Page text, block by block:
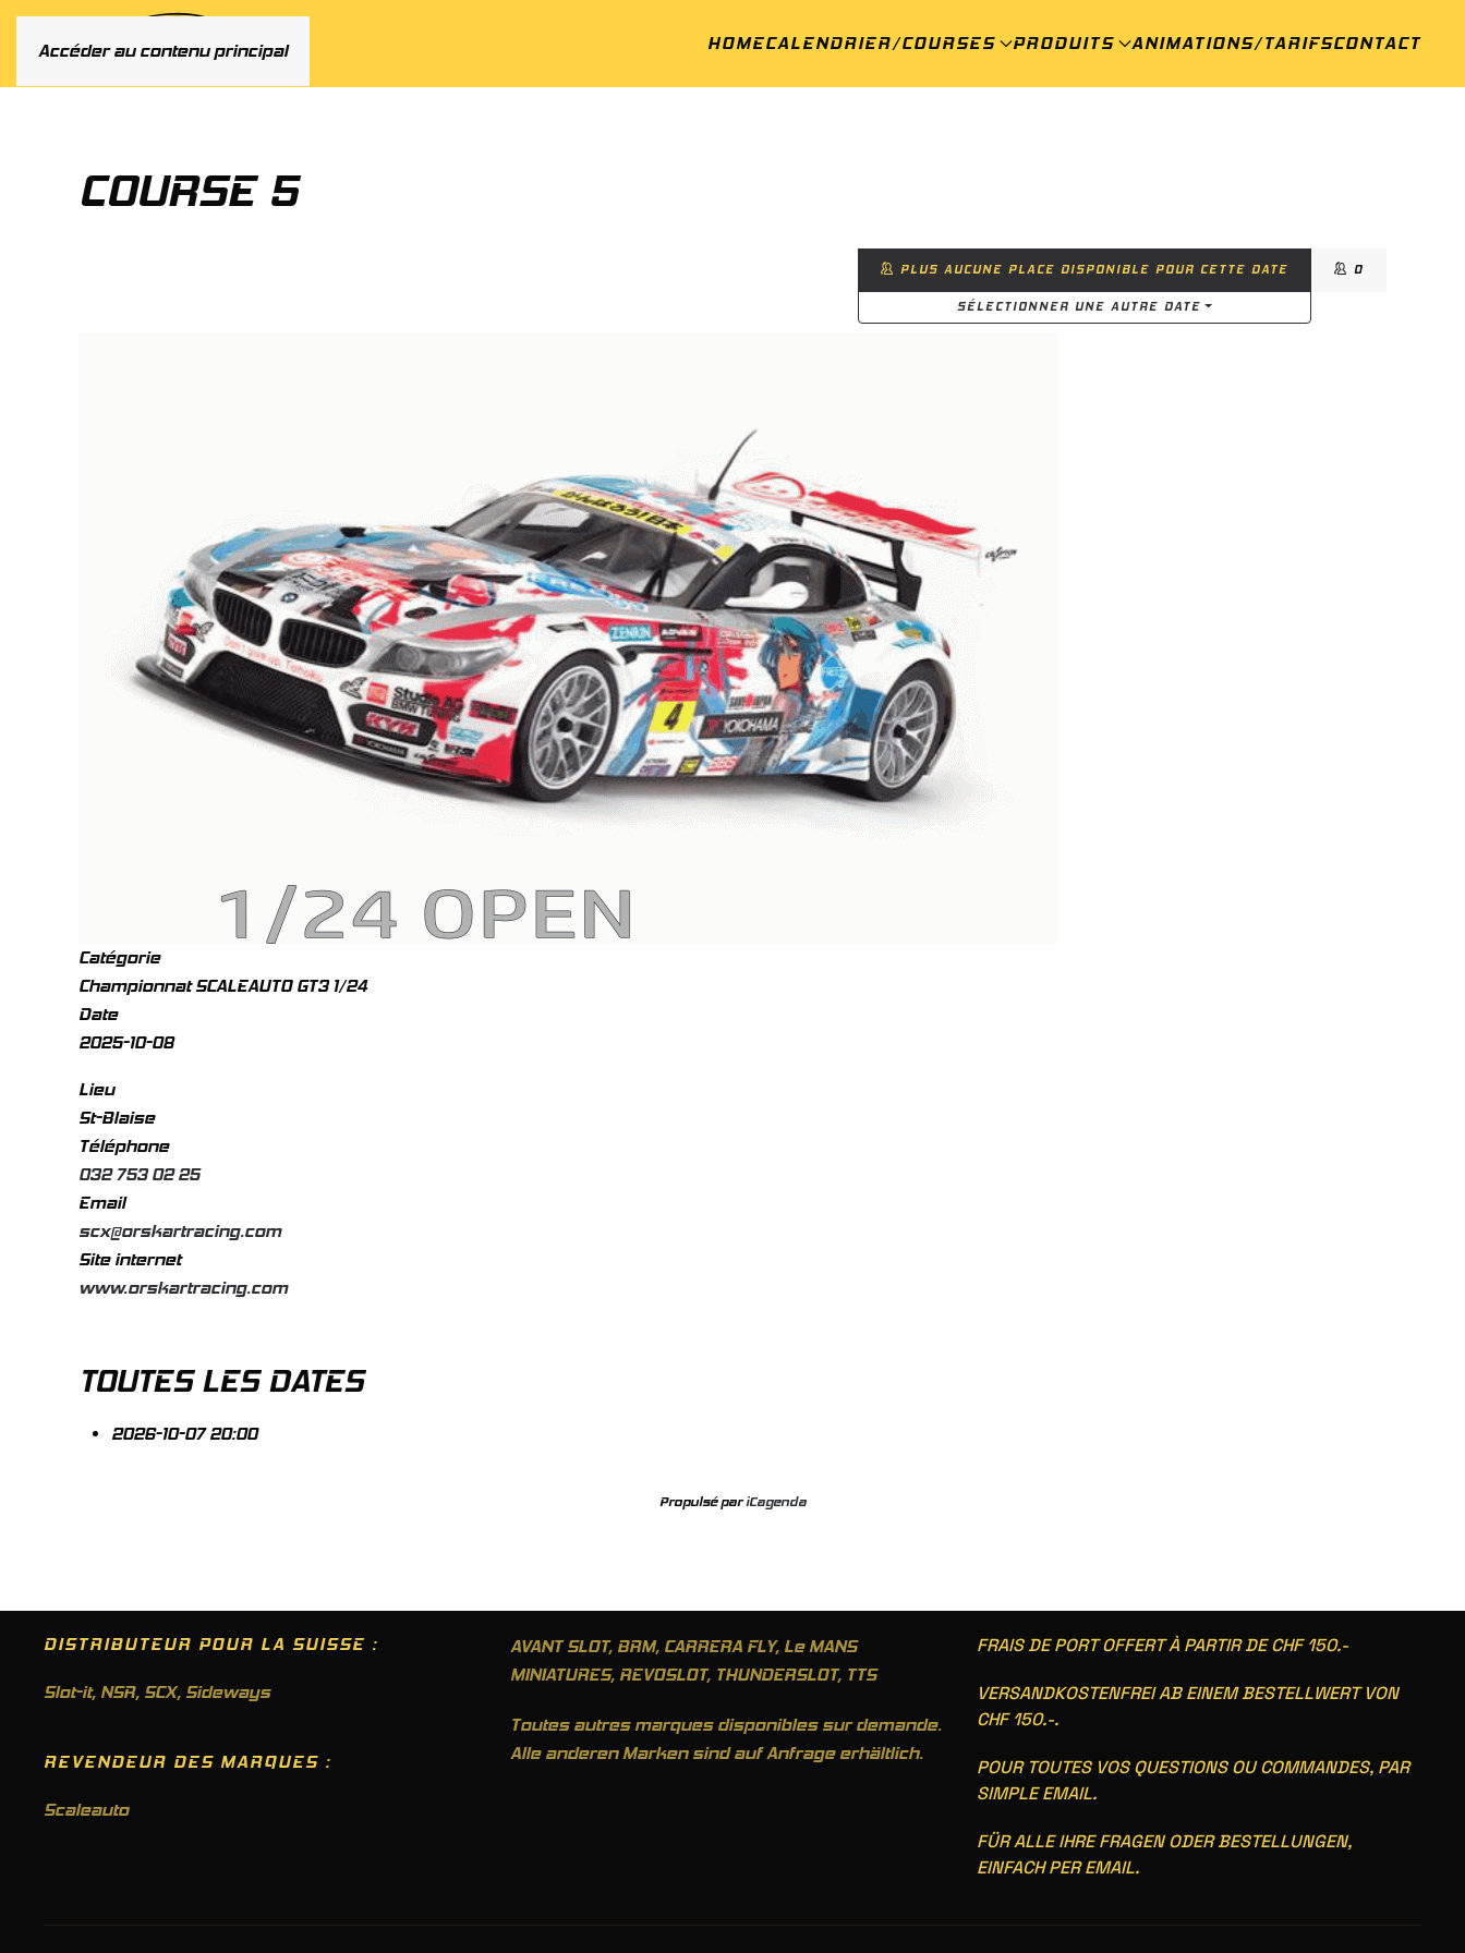
Accéder au contenu principal HOMECALENDRIER/COURSES PRODUITS ANIMATIONS/TARIFSCONTACT
COURSE 5
PLUS AUCUNE PLACE DISPONIBLE POUR CETTE DATE
SÉLECTIONNER UNE AUTRE DATE
0
Catégorie
Championnat SCALEAUTO GT3 1/24
Date
2025-10-08
Lieu
St-Blaise
Téléphone
032 753 02 25
Email
scx@orskartracing.com
Site internet
www.orskartracing.com
TOUTES LES DATES
2026-10-0720:00
Propulsé pariCagenda
DISTRIBUTEUR POUR LA SUISSE :
Slot-it, NSR, SCX, Sideways
REVENDEUR DES MARQUES :
Scaleauto
AVANT SLOT, BRM, CARRERA FLY, Le MANS
MINIATURES, REVOSLOT, THUNDERSLOT, TTS
Toutes autres marques disponibles sur demande.
Alle anderen Marken sind auf Anfrage erhältlich.
FRAIS DE PORT OFFERT À PARTIR DE CHF 150.-
VERSANDKOSTENFREI AB EINEM BESTELLWERT VON
CHF 150.-.
POUR TOUTES VOS QUESTIONS OU COMMANDES, PAR
SIMPLE EMAIL.
FÜR ALLE IHRE FRAGEN ODER BESTELLUNGEN,
EINFACH PER EMAIL.